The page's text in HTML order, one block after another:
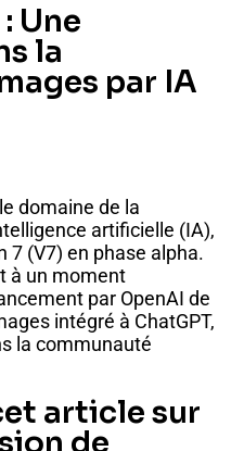
Une
la
par IA
domaine de la
artificielle (IA),
7 (V7) en phase alpha.
à un moment
par OpenAI de
intégré à ChatGPT,
la communauté
article sur
de